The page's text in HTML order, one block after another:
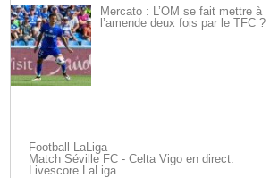
Mercato : L’OM se fait mettre à
l’amende deux fois par le TFC ?
Football LaLiga
Match Séville FC - Celta Vigo en direct.
Livescore LaLiga